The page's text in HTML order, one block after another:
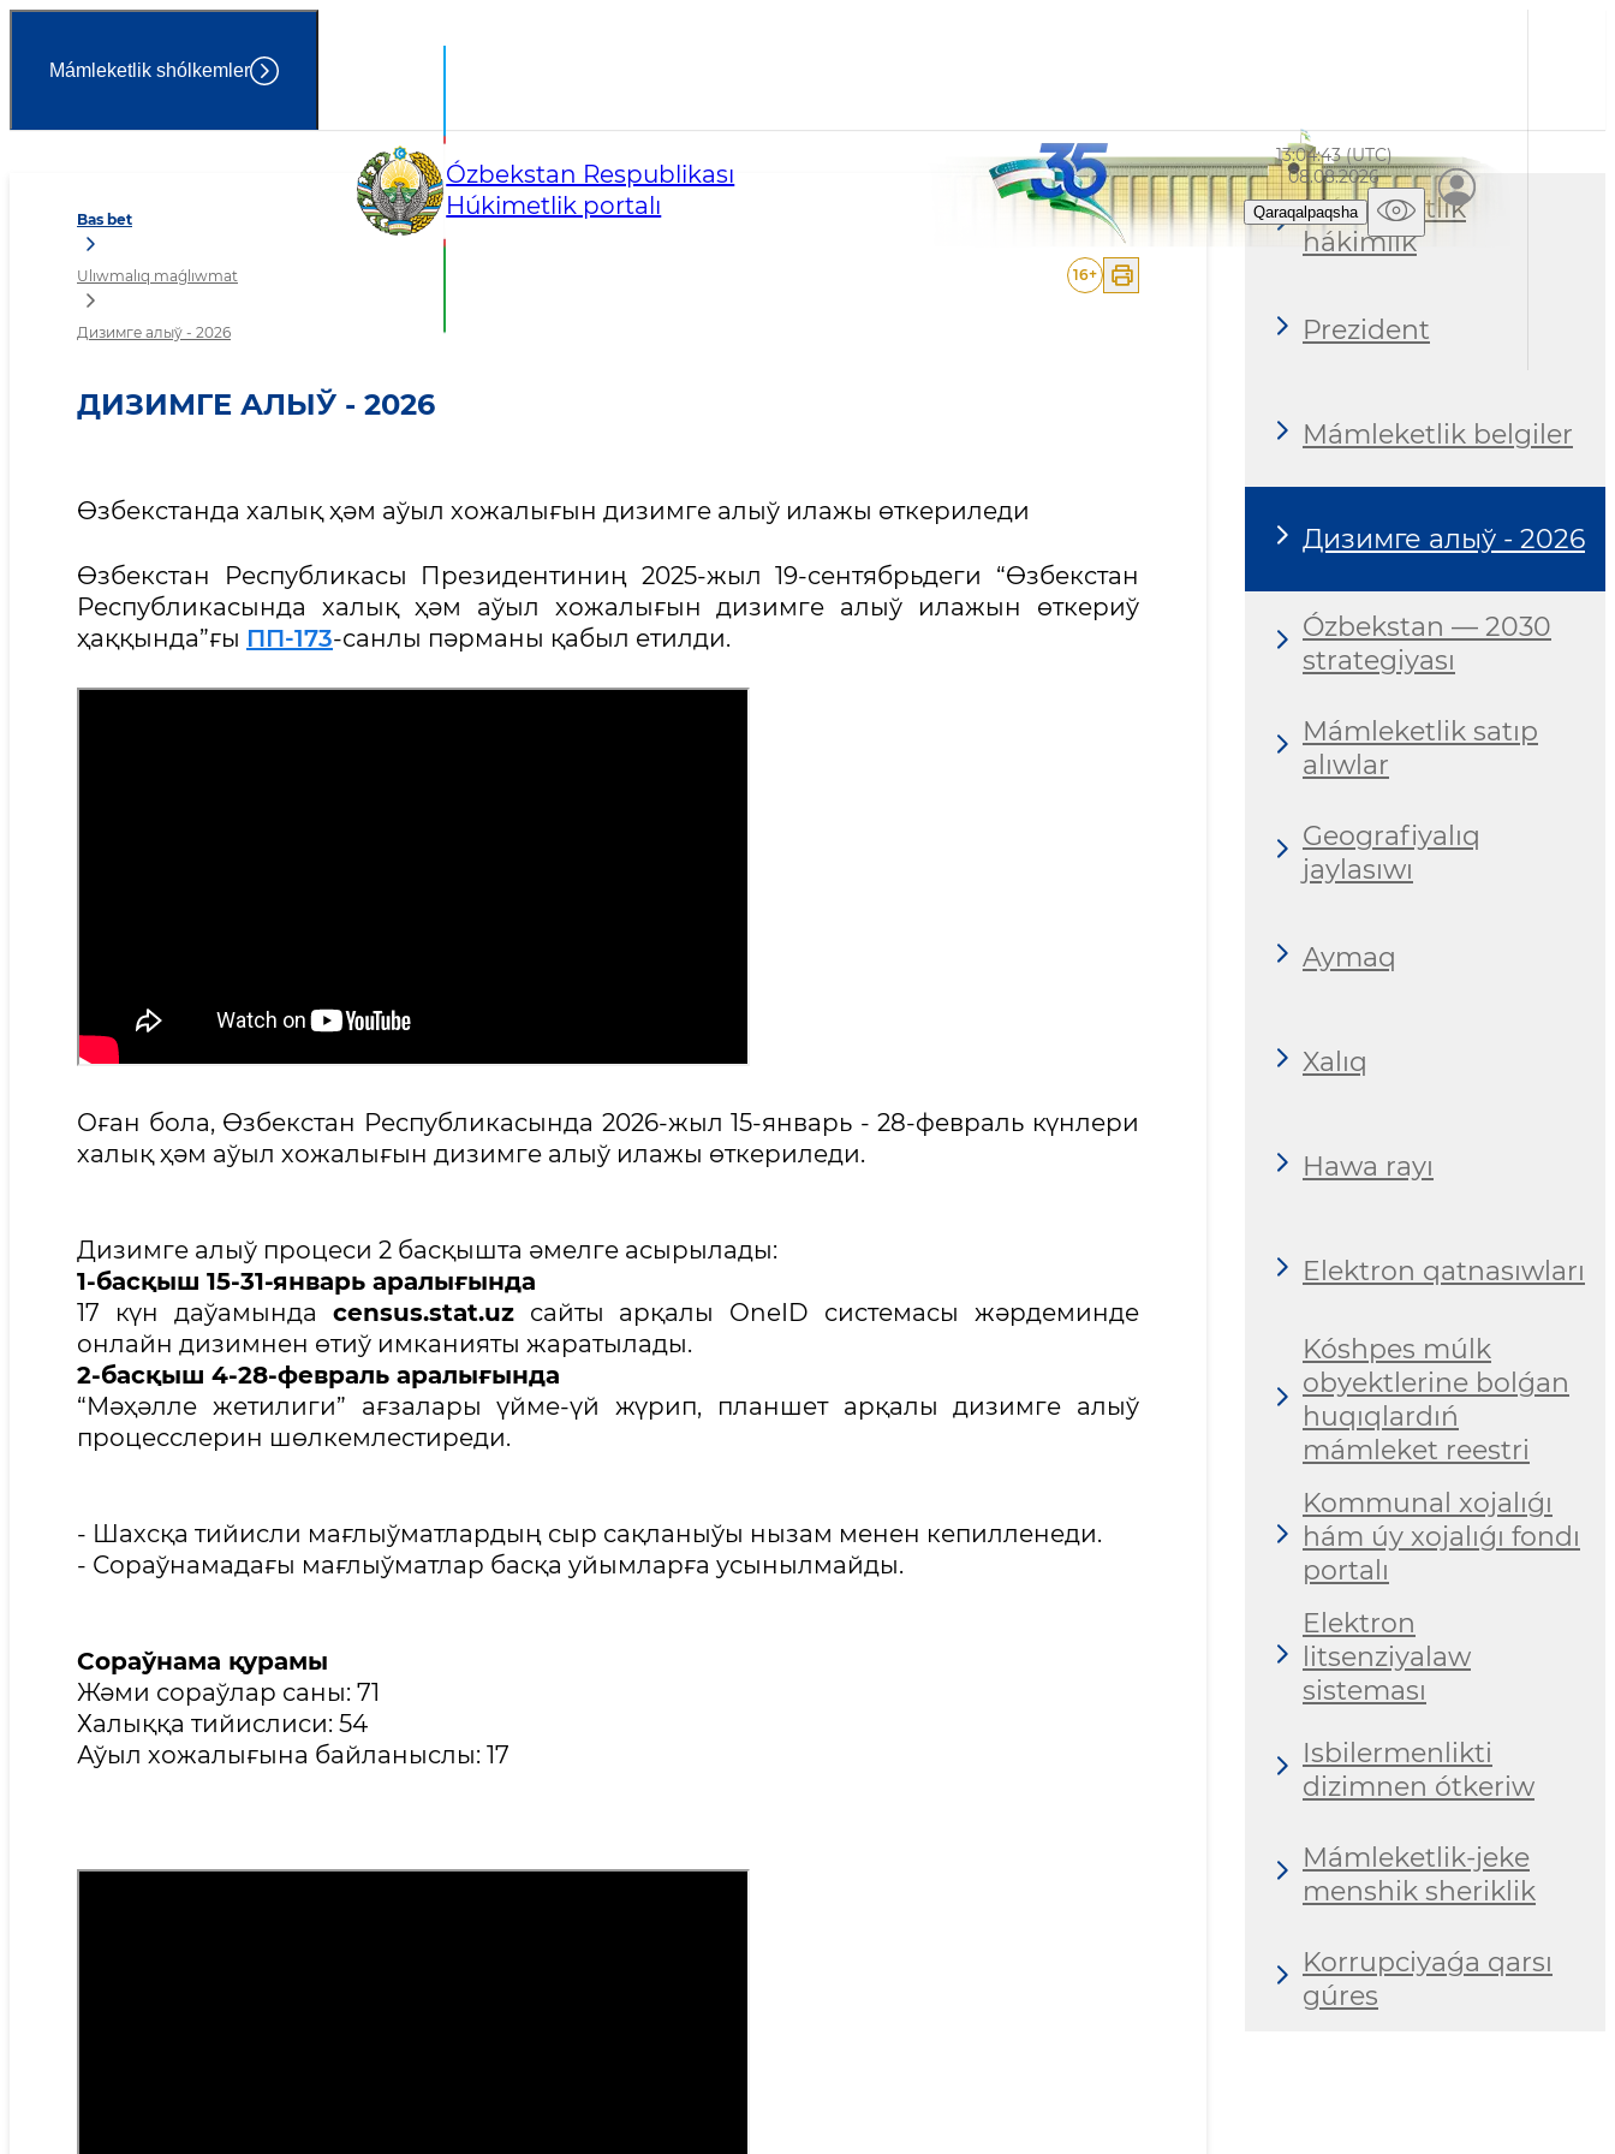
Mámleketlik shólkemler
Ózbekstan Respublikası
Húkimetlik portalı
13:04:44 (UTC)
08.08.2026
Qaraqalpaqsha
Дизимге алыў - 2026
Bas bet
Ulıwmalıq maǵlıwmat
Дизимге алыў - 2026
16+
ДИЗИМГЕ АЛЫЎ - 2026
Өзбекстанда халық ҳәм аўыл хожалығын дизимге алыў илажы өткериледи
Өзбекстан Республикасы Президентиниң 2025-жыл 19-сентябрьдеги “Өзбекстан
Республикасында халық ҳәм аўыл хожалығын дизимге алыў илажын өткериў
ҳаққында”ғы ПП-173-санлы пәрманы қабыл етилди.
Оған бола, Өзбекстан Республикасында 2026-жыл 15-январь - 28-февраль күнлери
халық ҳәм аўыл хожалығын дизимге алыў илажы өткериледи.
Дизимге алыў процеси 2 басқышта әмелге асырылады:
1-басқыш 15-31-январь аралығында
17 күн даўамында census.stat.uzсайты арқалы OneID системасы жәрдеминде
онлайн дизимнен өтиў имканияты жаратылады.
2-басқыш 4-28-февраль аралығында
“Мәҳәлле жетилиги” ағзалары үйме-үй жүрип, планшет арқалы дизимге алыў
процесслерин шөлкемлестиреди.
- Шахсқа тийисли мағлыўматлардың сыр сақланыўы нызам менен кепилленеди.
- Сораўнамадағы мағлыўматлар басқа уйымларға усынылмайды.
Сораўнама қурамы
Жәми сораўлар саны: 71
Халыққа тийислиси: 54
Аўыл хожалығына байланыслы: 17
Mámleketlik
hákimlik
Prezident
Mámleketlik belgiler
Дизимге алыў - 2026
Ózbekstan — 2030
strategiyası
Mámleketlik satıp
alıwlar
Geografiyalıq
jaylasıwı
Aymaq
Xalıq
Hawa rayı
Elektron qatnasıwları
Kóshpes múlk
obyektlerine bolǵan
huqıqlardıń
mámleket reestri
Kommunal xojalıǵı
hám úy xojalıǵı fondı
portalı
Elektron
litsenziyalaw
sisteması
Isbilermenlikti
dizimnen ótkeriw
Mámleketlik-jeke
menshik sheriklik
Korrupciyaǵa qarsı
gúres